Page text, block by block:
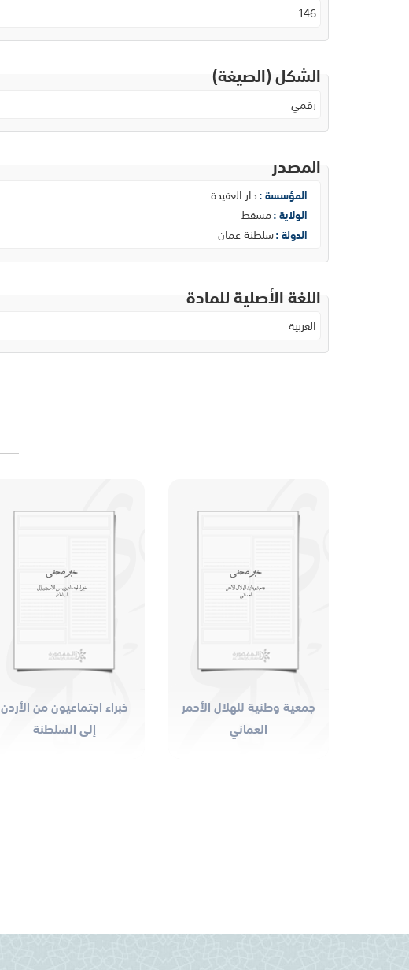
146
الشكل (الصيغة)
رقمي
المصدر
المؤسسة :دار العقيدة
الولاية :مسقط
الدولة :سلطنة عمان
اللغة الأصلية للمادة
العربية
خبر صحفي
خبراء اجتماعيون من الأردن إلى
السلطنة
خبراء اجتماعيون من الأردن
إلى السلطنة
خبر صحفي
جمعية وطنية للهلال الأحمر
العماني
جمعية وطنية للهلال الأحمر
العماني